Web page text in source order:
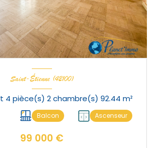
Saint-Étienne (42100)
Appartement 4 pièce(s) 2 chambre(s) 92.44 m²
Balcon Ascenseur
99 000 €